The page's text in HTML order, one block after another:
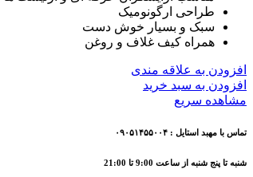
طراحی ارگونومیک
سبک و بسیار خوش دست
همراه کیف غلاف و روغن
افزودن به علاقه مندی
افزودن به سبد خرید
مشاهده سریع
تماس با مهبد استایل : ۰۹۰۵۱۴۵۵۰۰۴
شنبه تا پنج شنبه از ساعت 9:00 تا 21:00